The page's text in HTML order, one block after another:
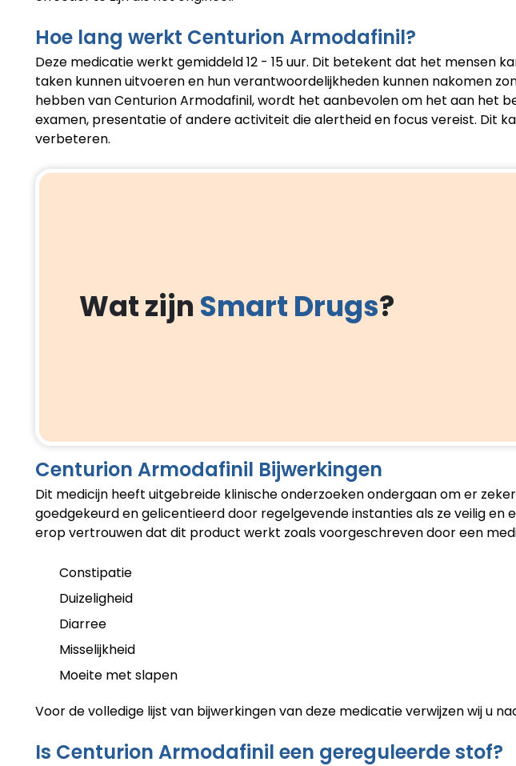
Hoe lang werkt Centurion Armodafinil?
Deze medicatie werkt gemiddeld 12 - 15 uur. Dit betekent dat het mensen
taken kunnen uitvoeren en hun verantwoordelijkheden kunnen nakomen
hebben van Centurion Armodafinil, wordt het aanbevolen om het aan het
examen, presentatie of andere activiteit die alertheid en focus vereist. Dit
verbeteren.
Wat zijn Smart Drugs?
Centurion Armodafinil Bijwerkingen
Dit medicijn heeft uitgebreide klinische onderzoeken ondergaan om er
goedgekeurd en gelicentieerd door regelgevende instanties als ze veilig
erop vertrouwen dat dit product werkt zoals voorgeschreven door een
Constipatie
Duizeligheid
Diarree
Misselijkheid
Moeite met slapen
Voor de volledige lijst van bijwerkingen van deze medicatie verwijzen wij u
Is Centurion Armodafinil een gereguleerde stof?